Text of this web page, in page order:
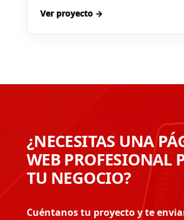
Ver proyecto →
¿NECESITAS UNA
WEB PROFESIONAL
TU NEGOCIO?
Cuéntanos tu proyecto y te